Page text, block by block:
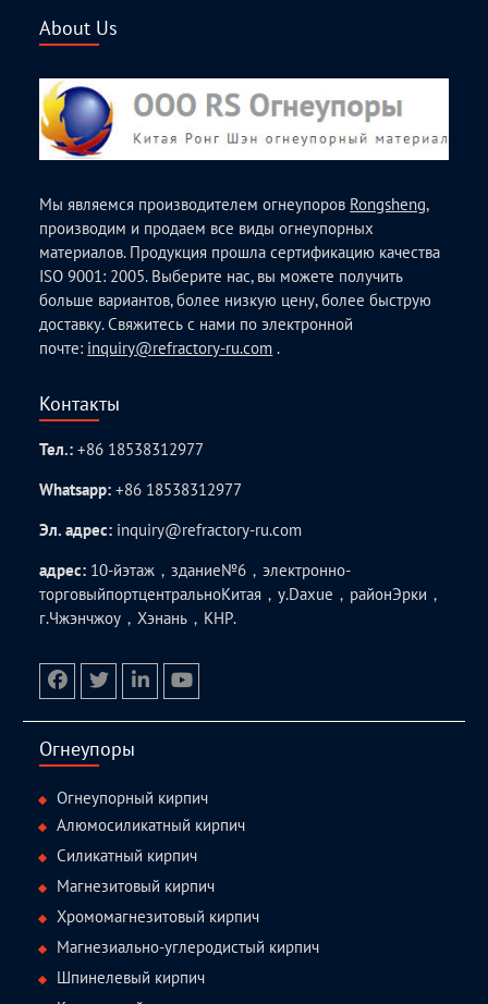
About Us
Мы являемся производителем огнеупоров Rongsheng,
производим и продаем все виды огнеупорных
материалов. Продукция прошла сертификацию качества
ISO 9001: 2005. Выберите нас, вы можете получить
больше вариантов, более низкую цену, более быструю
доставку. Свяжитесь с нами по электронной
почте: inquiry@refractory-ru.com .
Контакты
Тел.:+86 18538312977
Whatsapp:+86 18538312977
Эл. адрес: inquiry@refractory-ru.com
адрес: 10-йэтаж，здание№6，электронно-
торговыйпортцентральноКитая，у.Daxue，районЭрки，
г.Чжэнчжоу，Хэнань，КНР.
Огнеупоры
Огнеупорный кирпич
Алюмосиликатный кирпич
Силикатный кирпич
Магнезитовый кирпич
Хромомагнезитовый кирпич
Магнезиально-углеродистый кирпич
Шпинелевый кирпич